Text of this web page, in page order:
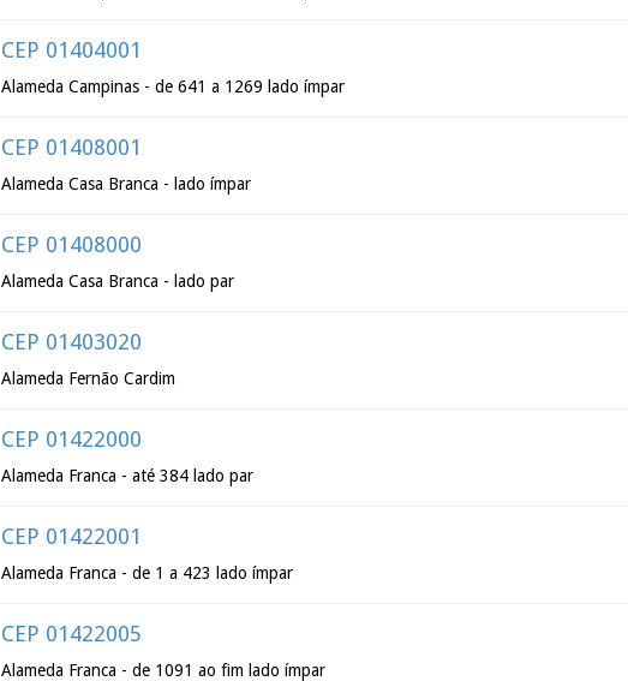
CEP 01404001
Alameda Campinas - de 641 a 1269 lado ímpar
CEP 01408001
Alameda Casa Branca - lado ímpar
CEP 01408000
Alameda Casa Branca - lado par
CEP 01403020
Alameda Fernão Cardim
CEP 01422000
Alameda Franca - até 384 lado par
CEP 01422001
Alameda Franca - de 1 a 423 lado ímpar
CEP 01422005
Alameda Franca - de 1091 ao fim lado ímpar